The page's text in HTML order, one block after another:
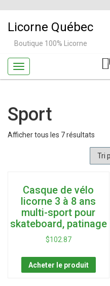
content
Licorne Québec
Boutique 100% Licorne
Sport
Afficher tous les 7 résultats
Casque de vélo
licorne 3 à 8 ans
multi-sport pour
skateboard, patinage
$102.87
Acheter le produit